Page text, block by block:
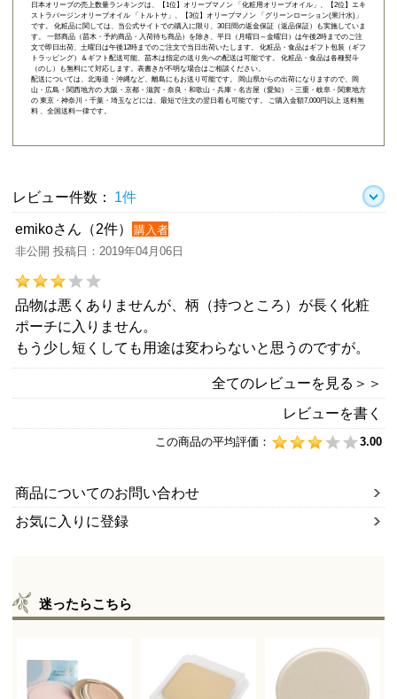
日本オリーブの売上数量ランキングは、【1位】オリーブマノン 「 化粧用オリーブオイル 」、【2位】 エキ
ストラバージンオリーブオイル 「トルトサ」 、【3位】 オリーブマノン 「グリーンローション(果汁水)」
です。 化粧品に関しては、当公式サイトでの購入に限り、 30日間の返金保証（返品保証）
も実施していま
す。 一部商品（苗木・予約商品・入荷待ち商品）を除き、平日（月曜日～金曜日）は午後2時までのご注
文で即日出荷、土曜日は午後12時までのご注文で当日出荷いたします。 化粧品・食品はギフト包装（ギフ
トラッピング）＆ギフト配送可能、苗木は指定の送り先への配送は可能です。 化粧品・食品は各種熨斗
（のし）も無料にて対応します。表書きが不明な場合はご相談ください。
配送については、北海道・沖縄など、離島にもお送り可能です。 岡山県からの出荷になりますので、岡
山・広島・関西地方の 大阪・京都・滋賀・奈良・和歌山・兵庫・名古屋（愛知）・三重・岐阜・関東地方
の 東京・神奈川・千葉・埼玉などには、最短で注文の翌日着も可能です。 ご購入金額7,000円以上 送料無
料 、全国送料一律です。
レビュー件数： 1件
emikoさん（2件）
購入者
非公開 投稿日：2019年04月06日
品物は悪くありませんが、柄（持つところ）が長く化粧
ポーチに入りません。
もう少し短くしても用途は変わらないと思うのですが。
全てのレビューを見る＞＞
レビューを書く
この商品の平均評価： 3.00
商品についてのお問い合わせ
お気に入りに登録
迷ったらこちら